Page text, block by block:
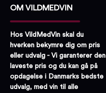
OM VILDMEDVIN
Hos VildMedVin skal du
hverken bekymre dig om pris
eller udvalg - Vi garanterer den
laveste pris og du kan gå på
opdagelse i Danmarks bedste
udvalg, med vin til alle